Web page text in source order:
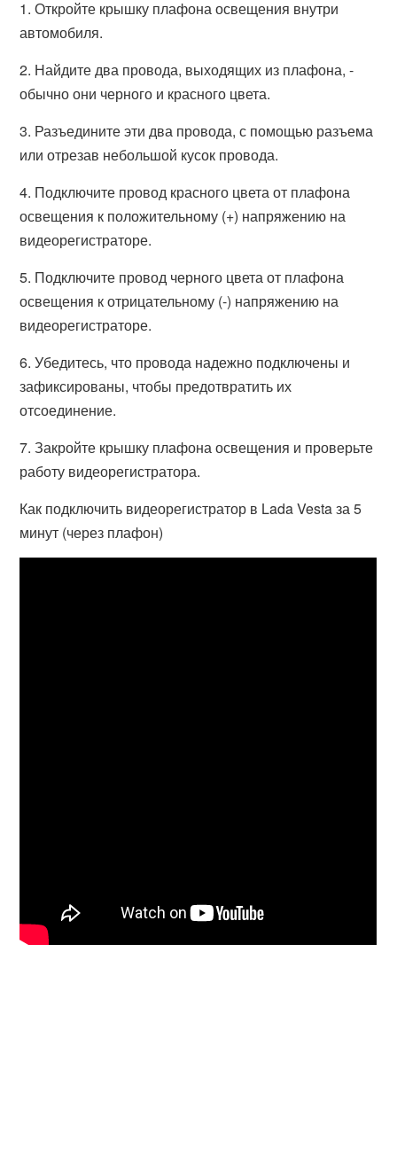
1. Откройте крышку плафона освещения внутри
автомобиля.
2. Найдите два провода, выходящих из плафона, -
обычно они черного и красного цвета.
3. Разъедините эти два провода, с помощью разъема
или отрезав небольшой кусок провода.
4. Подключите провод красного цвета от плафона
освещения к положительному (+) напряжению на
видеорегистраторе.
5. Подключите провод черного цвета от плафона
освещения к отрицательному (-) напряжению на
видеорегистраторе.
6. Убедитесь, что провода надежно подключены и
зафиксированы, чтобы предотвратить их
отсоединение.
7. Закройте крышку плафона освещения и проверьте
работу видеорегистратора.
Как подключить видеорегистратор в Lada Vesta за 5
минут (через плафон)